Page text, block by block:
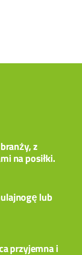
z
na posiłki.
lub
przyjemna i